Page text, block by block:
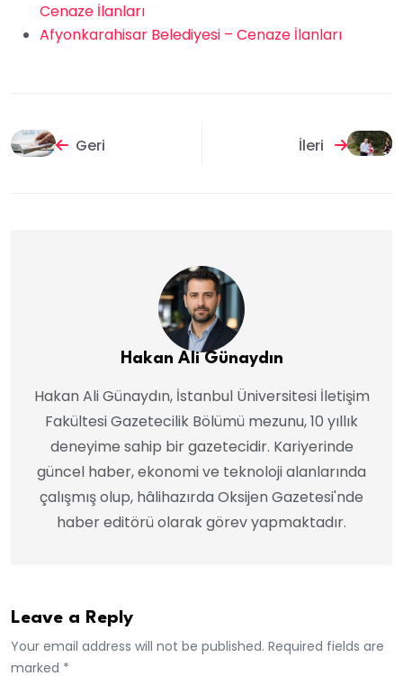
Cenaze İlanları
Afyonkarahisar Belediyesi – Cenaze İlanları
Geri İleri
Hakan Ali Günaydın
Hakan Ali Günaydın, İstanbul Üniversitesi İletişim
Fakültesi Gazetecilik Bölümü mezunu, 10 yıllık
deneyime sahip bir gazetecidir. Kariyerinde
güncel haber, ekonomi ve teknoloji alanlarında
çalışmış olup, hâlihazırda Oksijen Gazetesi'nde
haber editörü olarak görev yapmaktadır.
Leave a Reply
Your email address will not be published. Required fields are
marked *